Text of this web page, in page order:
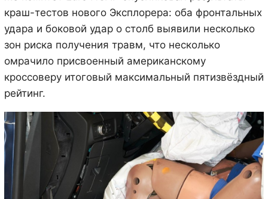
краш-тестов нового Эксплорера: оба фронтальных
удара и боковой удар о столб выявили несколько
зон риска получения травм, что несколько
омрачило присвоенный американскому
кроссоверу итоговый максимальный пятизвёздный
рейтинг.